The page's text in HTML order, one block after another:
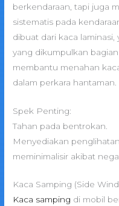
berkendaraan, tapi juga
sistematis pada
dibuat dari kaca
yang dikumpulkan
membantu menahan
dalam perkara hantaman.
Spek Penting:
Tahan pada bentrokan.
Menyediakan
meminimalisir akibat
Kaca Samping (Side
Kaca samping di mobil